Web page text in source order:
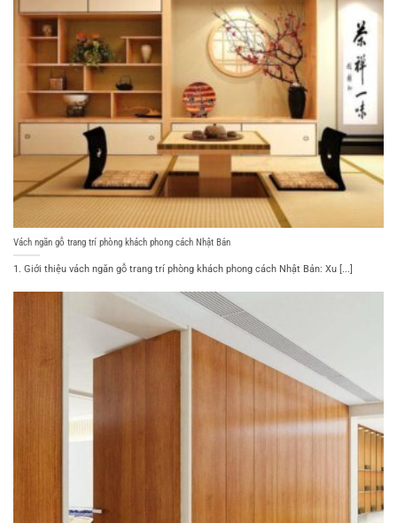
Vách ngăn gỗ trang trí phòng khách phong cách Nhật Bản
1. Giới thiệu vách ngăn gỗ trang trí phòng khách phong cách Nhật Bản: Xu [...]